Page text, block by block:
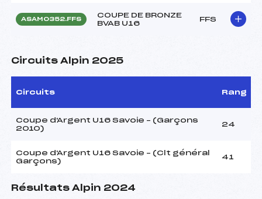
ASAM0352.FFS
COUPE DE BRONZE
BVAB U16
FFS
Circuits Alpin 2025
Circuits Rang
Coupe d'Argent U16 Savoie – (Garçons
2010)
24
Coupe d'Argent U16 Savoie – (Clt général
Garçons)
41
Résultats Alpin 2024